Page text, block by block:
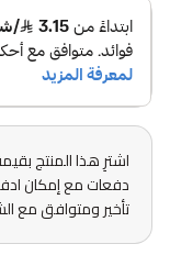
اشترِ هذا المنتج بقيمة
دفعات مع إمكان
تأخير ومتوافق مع